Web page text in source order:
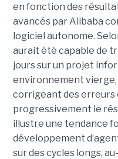
en fonction des
avancés par Alibaba
logiciel autonome.
aurait été capable de
jours sur un projet
environnement vierge,
corrigeant des erreurs
progressivement le
illustre une tendance
développement
sur des cycles longs,